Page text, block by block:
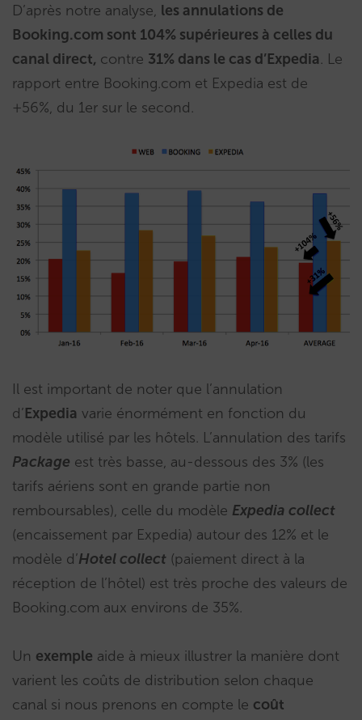
D’après notre analyse, les annulations de
Booking.com sont 104% supérieures à celles du
canal direct, contre 31% dans le cas d’Expedia. Le
rapport entre Booking.com et Expedia est de
+56%, du 1er sur le second.
Il est important de noter que l’annulation
d’Expedia varie énormément en fonction du
modèle utilisé par les hôtels. L’annulation des tarifs
Package est très basse, au-dessous des 3% (les
tarifs aériens sont en grande partie non
remboursables), celle du modèle Expedia collect
(encaissement par Expedia) autour des 12% et le
modèle d’Hotel collect (paiement direct à la
réception de l’hôtel) est très proche des valeurs de
Booking.com aux environs de 35%.
Un exemple aide à mieux illustrer la manière dont
varient les coûts de distribution selon chaque
canal si nous prenons en compte le coût